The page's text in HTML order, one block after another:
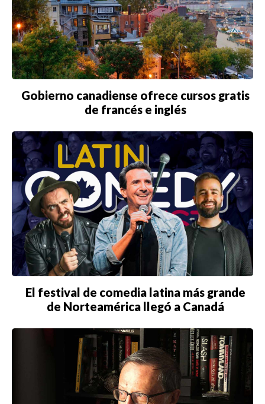
BIENES RAICES
ESTILO DE VIDA
DEPORTES
CIENCIA
TECNOLOGÍA
NEGOCIOS
EDICIÓN +
BARCELONA
BOGOTÁ
BUENOS AIRES
CARTAGENA
CDMX
CHICAGO
DUBAI
Gobierno canadiense ofrece cursos gratis
de francés e inglés
El festival de comedia latina más grande
de Norteamérica llegó a Canadá